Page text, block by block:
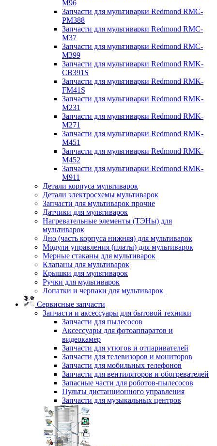
M96
Запчасти для мультиварки Redmond RMC-
PM388
Запчасти для мультиварки Redmond RMC-
M37
Запчасти для мультиварки Redmond RMC-
M399
Запчасти для мультиварки Redmond RMK-
CB391S
Запчасти для мультиварки Redmond RMK-
FM41S
Запчасти для мультиварки Redmond RMK-
M231
Запчасти для мультиварки Redmond RMK-
M271
Запчасти для мультиварки Redmond RMK-
M451
Запчасти для мультиварки Redmond RMK-
M452
Запчасти для мультиварки Redmond RMK-
M911
Детали корпуса мультиварок
Детали электросхемы мультиварок
Запчасти для мультиварок прочие
Датчики для мультиварок
Нагревательные элементы (ТЭНы) для
мультиварок
Дно (часть корпуса нижняя) для мультиварок
Модули управления (платы) для мультиварок
Мерные стаканы для мультиварок
Клапаны для мультиварок
Крышки для мультиварок
Ручки для мультиварок
Лопатки и черпаки для мультиварок
Сервисные запчасти
Запчасти и аксессуары для бытовой техники
Запчасти для пылесосов
Аксессуары для фотоаппаратов и
видеокамер
Запчасти для утюгов и отпаривателей
Запчасти для телевизоров и мониторов
Запчасти для мобильных телефонов
Запчасти для вентиляторов и обогревателей
Запасные части для роботов-пылесосов
Пульты дистанционного управления
Запчасти для музыкальных центров